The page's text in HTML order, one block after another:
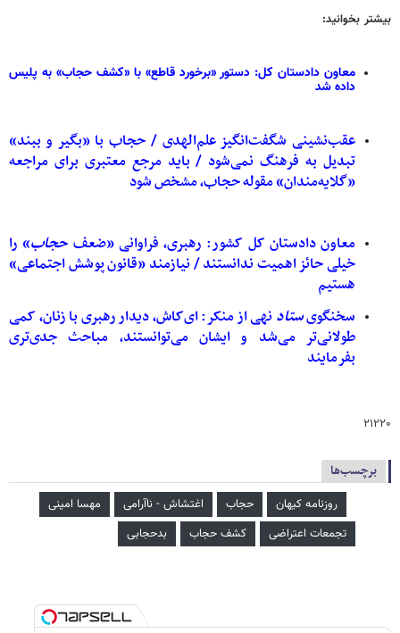
بیشتر بخوانید:
معاون دادستان کل: دستور «برخورد قاطع» با «کشف حجاب» به پلیس
داده شد
عقب‌نشینی شگفت‌انگیز علم‌الهدی / حجاب با «بگیر و ببند»
تبدیل به فرهنگ نمی‌شود / باید مرجع معتبری برای مراجعه
«گلایه‌مندان» مقوله حجاب، مشخص شود
معاون دادستان کل کشور: رهبری، فراوانی «ضعفحجاب» را
خیلی حائز اهمیت ندانستند / نیازمند «قانون پوشش اجتماعی»
هستیم
سخنگویستاد نهی از منکر: ای‌کاش، دیدار رهبری با زنان، کمی
طولانی‌تر می‌شد و ایشان می‌توانستند، مباحث جدی‌تری
بفرمایند
۲۱۲۲۰
برچسب‌ها
روزنامه کیهان حجاب اغتشاش - ناآرامی
مهسا امینی
تجمعات اعتراضی
کشف حجاب بدحجابی